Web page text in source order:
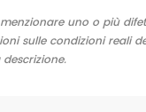
uno o più
sulle condizioni reali